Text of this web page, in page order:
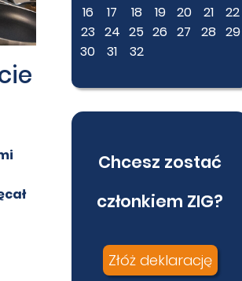
16
17 18 19 20 21
22
23 24 25 26 27 28 29
30
31 32
Chcesz zostać
członkiem ZIG?
Złóż deklarację